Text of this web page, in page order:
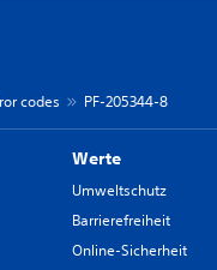
codes PF-205344-8
Werte
Umweltschutz
Barrierefreiheit
Online-Sicherheit